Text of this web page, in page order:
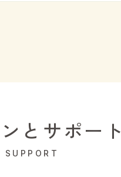
とサポート
SUPPORT